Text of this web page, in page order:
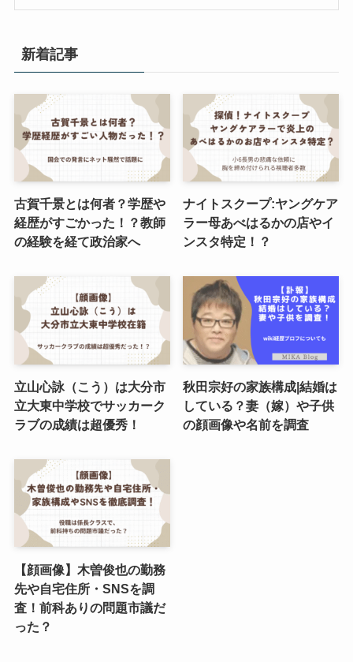
新着記事
古賀千景とは何者？学歴や
経歴がすごかった！？教師
の経験を経て政治家へ
ナイトスクープ:ヤングケア
ラー母あべはるかの店やイ
ンスタ特定！？
立山心詠（こう）は大分市
立大東中学校でサッカーク
ラブの成績は超優秀！
秋田宗好の家族構成|結婚は
している？妻（嫁）や子供
の顔画像や名前を調査
【顔画像】木曽俊也の勤務
先や自宅住所・SNSを調
査！前科ありの問題市議だ
った？